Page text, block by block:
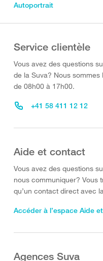
Autoportrait
Service clientèle
Vous avez des questions
de la Suva? Nous
de 08h00 à 17h00.
+41 58 411 12 12
Aide et contact
Vous avez des questions
nous communiquer? Vous
qu’un contact direct avec
Accéder à l’espace Aide
Agences Suva